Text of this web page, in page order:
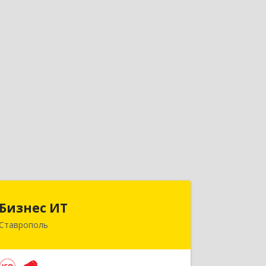
Бизнес ИТ
355035, Ставропольский край,